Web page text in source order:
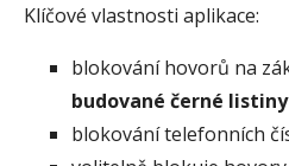
Klíčové vlastnosti aplikace:
blokování hovorů na
budované černé
blokování telefonních